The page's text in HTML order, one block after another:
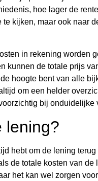
hoe lager de
kijken, maar ook naar
in rekening worden
kunnen de totale prijs
hoogte bent van alle
om een helder
bij onduidelijke
lening?
hebt om de lening
de totale kosten van de
het kan wel zorgen